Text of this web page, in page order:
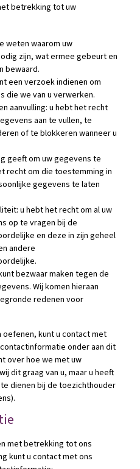
betrekking tot uw
weten waarom uw
zijn, wat ermee gebeurt en
bewaard.
een verzoek indienen om
die we van u verwerken.
aanvulling: u hebt het recht
aan te vullen, te
of te blokkeren wanneer u
geeft om uw gegevens te
recht om die toestemming in
gegevens te laten
u hebt het recht om al uw
op te vragen bij de
en deze in zijn geheel
andere
bezwaar maken tegen de
Wij komen hieraan
redenen voor
kunt u contact met
onder aan dit
over hoe we met uw
dit graag van u, maar u heeft
dienen bij de toezichthouder
met betrekking tot ons
kunt u contact met ons